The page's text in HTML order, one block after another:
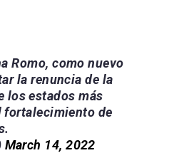
Romo, como nuevo
la renuncia de la
los estados más
fortalecimiento de
March 14, 2022